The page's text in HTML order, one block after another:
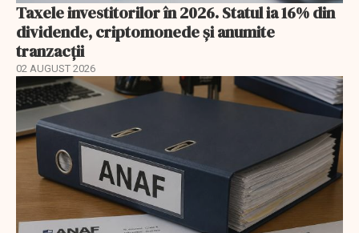
Taxele investitorilor în 2026. Statul ia 16% din
dividende, criptomonede și anumite
tranzacții
02 AUGUST 2026